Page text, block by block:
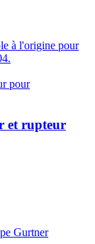
à l'origine pour
et rupteur